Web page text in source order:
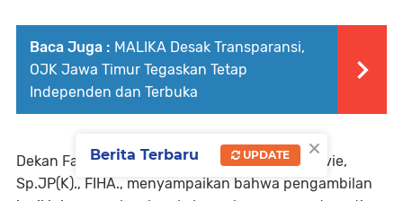
Baca Juga : MALIKA Desak Transparansi,
OJK Jawa Timur Tegaskan Tetap
Independen dan Terbuka
Dekan Fakultas Kedokteran UHT, Dr. Benny Jovie,
Sp.JP(K)., FIHA., menyampaikan bahwa pengambilan
×
Berita Terbaru UPDATE